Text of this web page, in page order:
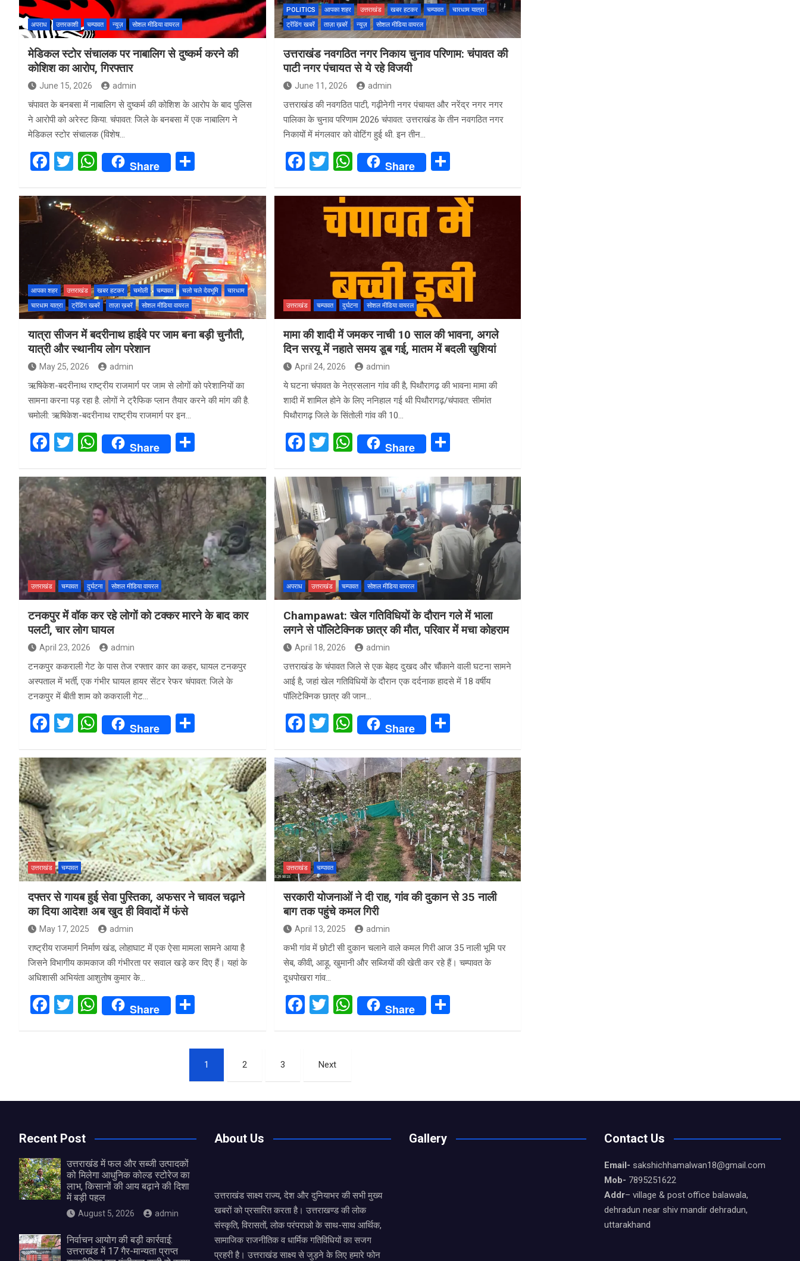
अपराध उत्तरकाशी चम्पावत न्यूज़ सोशल मीडिया वायरल
मेडिकल स्टोर संचालक पर नाबालिग से दुष्कर्म करने की
कोशिश का आरोप, गिरफ्तार
June 15, 2026 admin
चंपावत के बनबसा में नाबालिग से दुष्कर्म की कोशिश के आरोप के बाद पुलिस
ने आरोपी को अरेस्ट किया. चंपावत: जिले के बनबसा में एक नाबालिग ने
मेडिकल स्टोर संचालक (विशेष…
F
ce
o
o
k
T
tt
er
W
at
s
A
p
p
Share
ar
e
POLITICS आपका शहर उत्तराखंड खबर हटकर चम्पावत
चारधाम यात्रा
ट्रेंडिंग खबरें
ताज़ा ख़बरें न्यूज़ सोशल मीडिया वायरल
उत्तराखंड नवगठित नगर निकाय चुनाव परिणाम: चंपावत की
पाटी नगर पंचायत से ये रहे विजयी
June 11, 2026 admin
उत्तराखंड की नवगठित पाटी, गढ़ीनेगी नगर पंचायत और नरेंद्र नगर नगर
पालिका के चुनाव परिणाम 2026 चंपावत: उत्तराखंड के तीन नवगठित नगर
निकायों में मंगलवार को वोटिंग हुई थी. इन तीन…
F
ce
T
tt
er
W
at
s
A
p
Share
S
ar
e
आपका शहर उत्तराखंड खबर हटकर चमोली चम्पावत चलो चले देवभूमि
चारधाम
चारधाम यात्रा
ट्रेंडिंग खबरें ताज़ा ख़बरें सोशल मीडिया वायरल
यात्रा सीजन में बदरीनाथ हाईवे पर जाम बना बड़ी चुनौती,
यात्री और स्थानीय लोग परेशान
May 25, 2026 admin
ऋषिकेश-बदरीनाथ राष्ट्रीय राजमार्ग पर जाम से लोगों को परेशानियों का
सामना करना पड़ रहा है. लोगों ने ट्रैफिक प्लान तैयार करने की मांग की है.
चमोली: ऋषिकेश-बदरीनाथ राष्ट्रीय राजमार्ग पर इन…
F
ce
b
o
o
k
T
tt
er
W
h
at
s
A
p
p
Share
ar
e
उत्तराखंड चम्पावत दुर्घटना सोशल मीडिया वायरल
मामा की शादी में जमकर नाची 10 साल की भावना, अगले
दिन सरयू में नहाते समय डूब गई, मातम में बदली खुशियां
April 24, 2026 admin
ये घटना चंपावत के नेत्रसलान गांव की है, पिथौरागढ़ की भावना मामा की
शादी में शामिल होने के लिए ननिहाल गई थी पिथौरागढ़/चंपावत: सीमांत
पिथौरागढ़ जिले के सिंतोली गांव की 10…
F
ce
b
o
o
k
T
tt
er
W
h
at
s
A
p
p
Share
S
ar
e
उत्तराखंड चम्पावत दुर्घटना सोशल मीडिया वायरल
टनकपुर में वॉक कर रहे लोगों को टक्कर मारने के बाद कार
पलटी, चार लोग घायल
April 23, 2026 admin
टनकपुर ककराली गेट के पास तेज रफ्तार कार का कहर, घायल टनकपुर
अस्पताल में भर्ती, एक गंभीर घायल हायर सेंटर रेफर चंपावत: जिले के
टनकपुर में बीती शाम को ककराली गेट…
F
ce
b
o
o
k
T
tt
er
W
at
s
A
p
p
Share
ar
e
अपराध उत्तराखंड चम्पावत सोशल मीडिया वायरल
Champawat: खेल गतिविधियों के दौरान गले में भाला
लगने से पॉलिटेक्निक छात्र की मौत, परिवार में मचा कोहराम
April 18, 2026 admin
उत्तराखंड के चंपावत जिले से एक बेहद दुखद और चौंकाने वाली घटना सामने
आई है, जहां खेल गतिविधियों के दौरान एक दर्दनाक हादसे में 18 वर्षीय
पॉलिटेक्निक छात्र की जान…
F
ce
b
o
o
k
T
tt
er
W
at
s
A
p
p
Share
ar
e
उत्तराखंड चम्पावत
दफ्तर से गायब हुई सेवा पुस्तिका, अफसर ने चावल चढ़ाने
का दिया आदेश! अब खुद ही विवादों में फंसे
May 17, 2025 admin
राष्ट्रीय राजमार्ग निर्माण खंड, लोहाघाट में एक ऐसा मामला सामने आया है
जिसने विभागीय कामकाज की गंभीरता पर सवाल खड़े कर दिए हैं। यहां के
अधिशासी अभियंता आशुतोष कुमार के…
F
o
T
W
p
Share
ar
उत्तराखंड चम्पावत
सरकारी योजनाओं ने दी राह, गांव की दुकान से 35 नाली
बाग तक पहुंचे कमल गिरी
April 13, 2025 admin
कभी गांव में छोटी सी दुकान चलाने वाले कमल गिरी आज 35 नाली भूमि पर
सेब, कीवी, आड़ू, खुमानी और सब्जियों की खेती कर रहे हैं। चम्पावत के
दूधपोखरा गांव…
F
o
o
T
er
W
p
Share
S
1 2 3 Next
Recent Post
उत्तराखंड में फल और सब्जी उत्पादकों
को मिलेगा आधुनिक कोल्ड स्टोरेज का
लाभ, किसानों की आय बढ़ाने की दिशा
में बड़ी पहल
August 5, 2026 admin
निर्वाचन आयोग की बड़ी कार्रवाई:
उत्तराखंड में 17 गैर-मान्यता प्राप्त
About Us
उत्तराखंड साक्ष्य राज्य, देश और दुनियाभर की सभी मुख्य
खबरों को प्रसारित करता है। उत्तराखण्ड की लोक
संस्कृति, विरासतों, लोक परंपराओ के साथ-साथ आर्थिक,
सामाजिक राजनीतिक व धार्मिक गतिविधियों का सजग
प्रहरी है। उत्तराखंड साक्ष्य से जुड़ने के लिए हमारे फोन
Gallery Contact Us
Email- sakshichhamalwan18@gmail.com
Mob- 7895251622
Addr– village & post office balawala,
dehradun near shiv mandir dehradun,
uttarakhand